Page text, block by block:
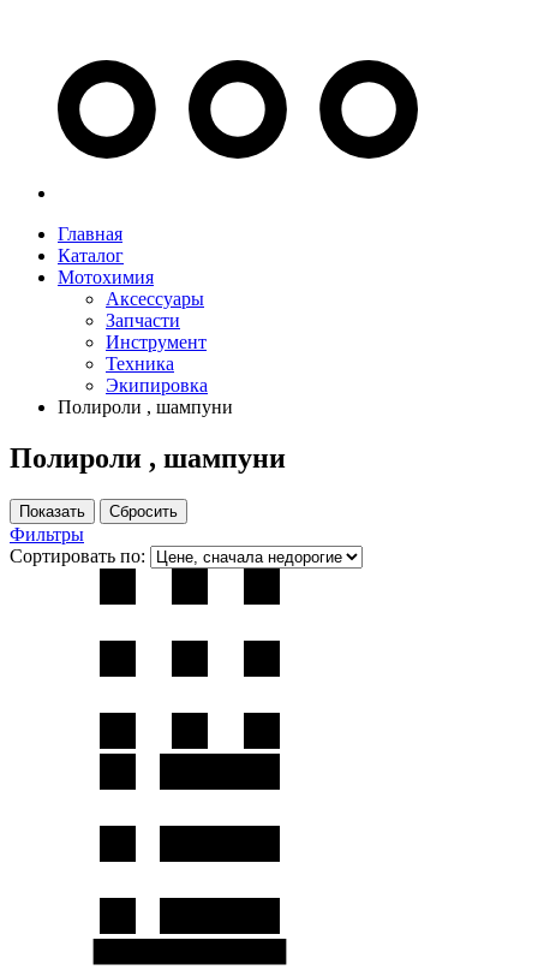
Главная
Каталог
Мотохимия
Аксессуары
Запчасти
Инструмент
Техника
Экипировка
Полироли , шампуни
Полироли , шампуни
Фильтры
Сортировать по: